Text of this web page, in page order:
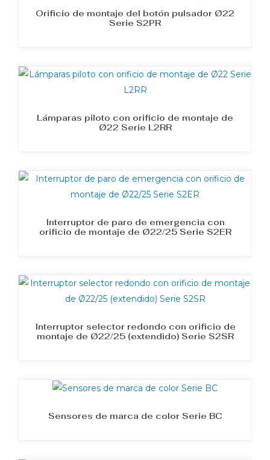
Orificio de montaje del botón pulsador Ø22
Serie S2PR
Lámparas piloto con orificio de montaje de
Ø22 Serie L2RR
Interruptor de paro de emergencia con
orificio de montaje de Ø22/25 Serie S2ER
Interruptor selector redondo con orificio de
montaje de Ø22/25 (extendido) Serie S2SR
Sensores de marca de color Serie BC